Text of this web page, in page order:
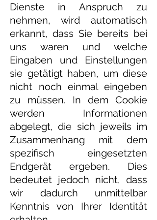
Dienste in Anspruch zu
nehmen, wird automatisch
erkannt, dass Sie bereits bei
uns waren und welche
Eingaben und Einstellungen
sie getätigt haben, um diese
nicht noch einmal eingeben
zu müssen. In dem Cookie
werden Informationen
abgelegt, die sich jeweils im
Zusammenhang mit dem
spezifisch eingesetzten
Endgerät ergeben. Dies
bedeutet jedoch nicht, dass
wir dadurch unmittelbar
Kenntnis von Ihrer Identität